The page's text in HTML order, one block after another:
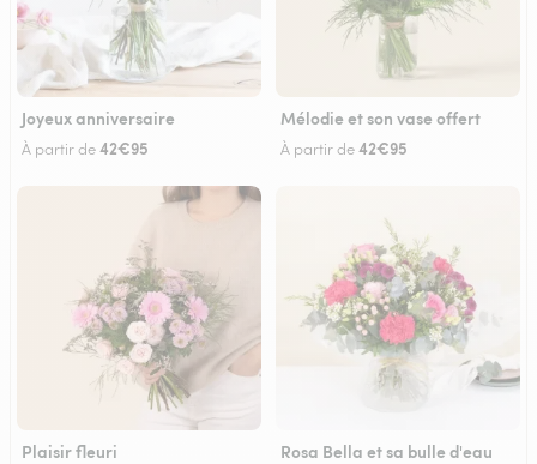
Joyeux anniversaire
À partir de42€95
Mélodie et son vase offert
À partir de42€95
Plaisir fleuri Rosa Bella et sa bulle d'eau